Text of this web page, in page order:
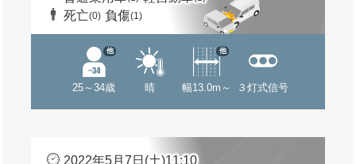
死亡(0) 負傷(1)
25～34歳
他
晴 幅13.0m～
他
３灯式信号
2022年5月7日(土)11:10